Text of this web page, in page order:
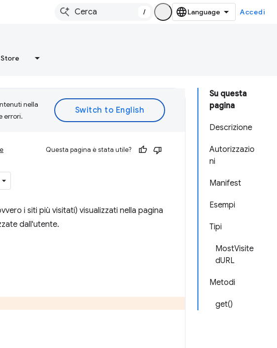
/ Accedi
Su questa
pagina
Descrizione
Autorizzazio
ni
Manifest
Esempi
Tipi
MostVisite
dURL
Metodi
get()
nella
errori.
Questa pagina è stata utile?
i siti più visitati) visualizzati nella pagina
dall'utente.